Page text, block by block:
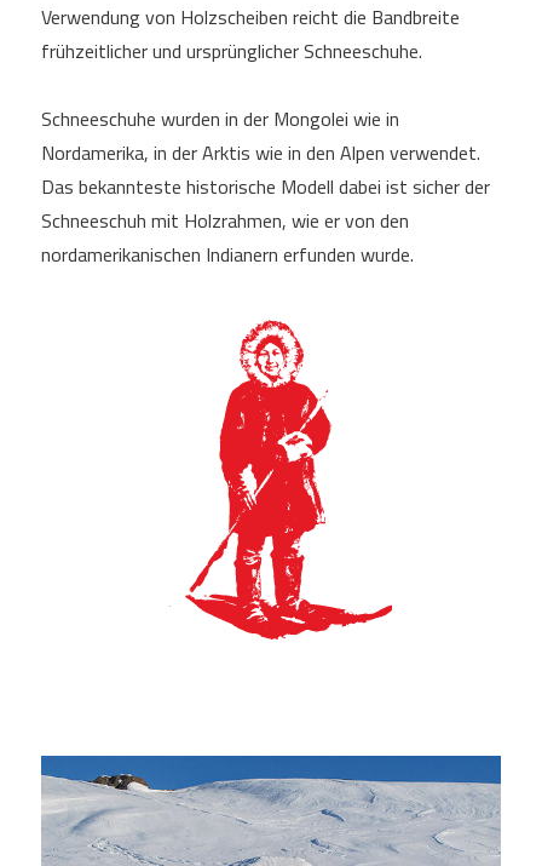
Verwendung von Holzscheiben reicht die Bandbreite
frühzeitlicher und ursprünglicher Schneeschuhe.
Schneeschuhe wurden in der Mongolei wie in
Nordamerika, in der Arktis wie in den Alpen verwendet.
Das bekannteste historische Modell dabei ist sicher der
Schneeschuh mit Holzrahmen, wie er von den
nordamerikanischen Indianern erfunden wurde.